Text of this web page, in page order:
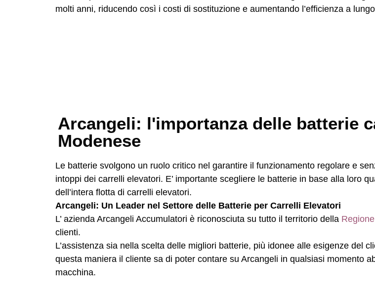
molti anni, riducendo così i costi di sostituzione e aumentando l’efficienza a
Arcangeli: l'importanza delle batterie
Modenese
Le batterie svolgono un ruolo critico nel garantire il funzionamento regolare e
intoppi dei carrelli elevatori. E’ importante scegliere le batterie in base alla loro
dell’intera flotta di carrelli elevatori.
Arcangeli: Un Leader nel Settore delle Batterie per Carrelli Elevatori
L’ azienda Arcangeli Accumulatori è riconosciuta su tutto il territorio della
clienti.
L’assistenza sia nella scelta delle migliori batterie, più idonee alle esigenze del
questa maniera il cliente sa di poter contare su Arcangeli in qualsiasi momento
macchina.